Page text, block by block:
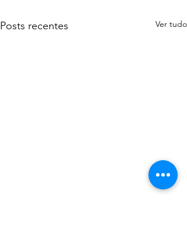
Posts recentes Ver tudo